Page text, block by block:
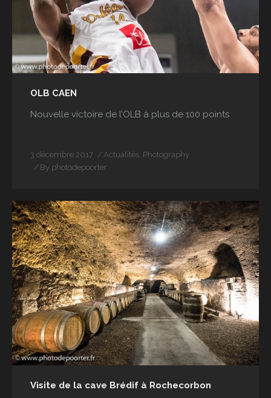
OLB CAEN
Nouvelle victoire de l’OLB à plus de 100 points
3 décembre 2017 Actualités, Photography
By photodepoorter
Visite de la cave Brédif à Rochecorbon